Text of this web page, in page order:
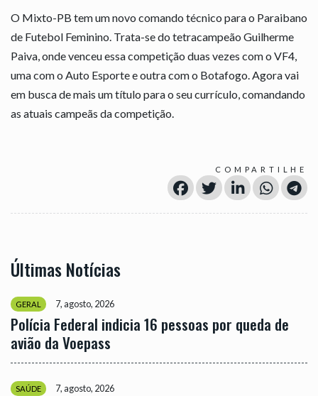
O Mixto-PB tem um novo comando técnico para o Paraibano
de Futebol Feminino. Trata-se do tetracampeão Guilherme
Paiva, onde venceu essa competição duas vezes com o VF4,
uma com o Auto Esporte e outra com o Botafogo. Agora vai
em busca de mais um título para o seu currículo, comandando
as atuais campeãs da competição.
COMPARTILHE
Últimas Notícias
GERAL 7, agosto, 2026
Polícia Federal indicia 16 pessoas por queda de
avião da Voepass
SAÚDE 7, agosto, 2026